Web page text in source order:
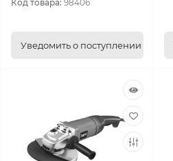
Код товара: 98406
Уведомить о поступлении